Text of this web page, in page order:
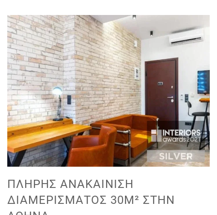
ΠΛΉΡΗΣ ΑΝΑΚΑΊΝΙΣΗ
ΔΙΑΜΕΡΊΣΜΑΤΟΣ 30M² ΣΤΗΝ